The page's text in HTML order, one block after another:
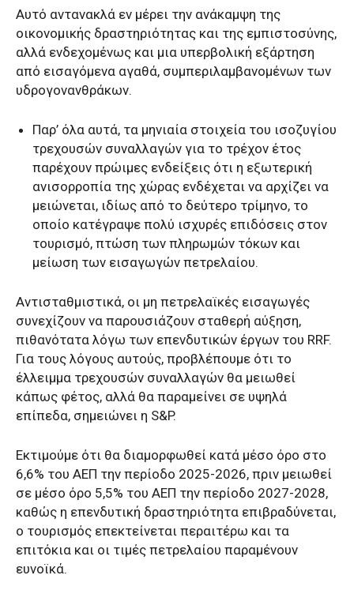
Αυτό αντανακλά εν μέρει την ανάκαμψη της
οικονομικής δραστηριότητας και της εμπιστοσύνης,
αλλά ενδεχομένως και μια υπερβολική εξάρτηση
από εισαγόμενα αγαθά, συμπεριλαμβανομένων των
υδρογονανθράκων.
Παρ’ όλα αυτά, τα μηνιαία στοιχεία του ισοζυγίου
τρεχουσών συναλλαγών για το τρέχον έτος
παρέχουν πρώιμες ενδείξεις ότι η εξωτερική
ανισορροπία της χώρας ενδέχεται να αρχίζει να
μειώνεται, ιδίως από το δεύτερο τρίμηνο, το
οποίο κατέγραψε πολύ ισχυρές επιδόσεις στον
τουρισμό, πτώση των πληρωμών τόκων και
μείωση των εισαγωγών πετρελαίου.
Αντισταθμιστικά, οι μη πετρελαϊκές εισαγωγές
συνεχίζουν να παρουσιάζουν σταθερή αύξηση,
πιθανότατα λόγω των επενδυτικών έργων του RRF.
Για τους λόγους αυτούς, προβλέπουμε ότι το
έλλειμμα τρεχουσών συναλλαγών θα μειωθεί
κάπως φέτος, αλλά θα παραμείνει σε υψηλά
επίπεδα, σημειώνει η S&P.
Εκτιμούμε ότι θα διαμορφωθεί κατά μέσο όρο στο
6,6% του ΑΕΠ την περίοδο 2025-2026, πριν μειωθεί
σε μέσο όρο 5,5% του ΑΕΠ την περίοδο 2027-2028,
καθώς η επενδυτική δραστηριότητα επιβραδύνεται,
ο τουρισμός επεκτείνεται περαιτέρω και τα
επιτόκια και οι τιμές πετρελαίου παραμένουν
ευνοϊκά.